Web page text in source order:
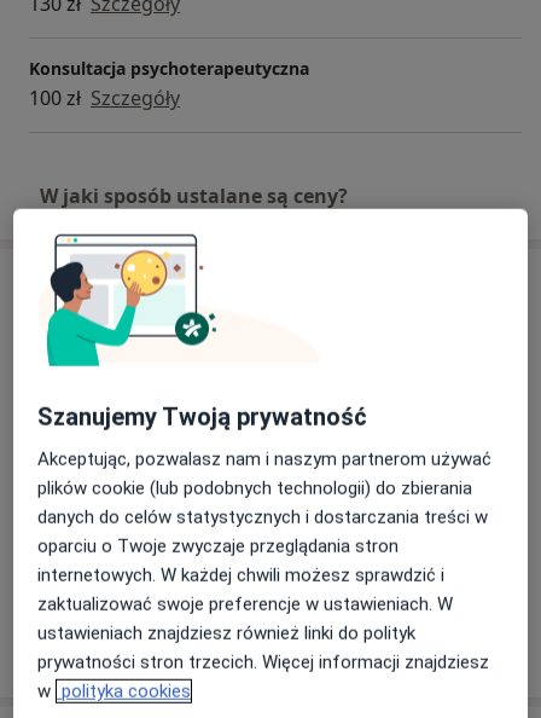
Konsultacja psychoterapeutyczna
100 zł Szczegóły
W jaki sposób ustalane są ceny?
Adres
Konsultacja online
Dostępność
W tym gabinecie nie można umawiać wizyt przez
internet
Co mam zrobić w tej sytuacji?
Pokaż więcej
o adresie
Szanujemy Twoją prywatność
Akceptując, pozwalasz nam i naszym partnerom używać
plików cookie (lub podobnych technologii) do zbierania
danych do celów statystycznych i dostarczania treści w
oparciu o Twoje zwyczaje przeglądania stron
internetowych. W każdej chwili możesz sprawdzić i
zaktualizować swoje preferencje w ustawieniach. W
ustawieniach znajdziesz również linki do polityk
prywatności stron trzecich. Więcej informacji znajdziesz
w polityka cookies